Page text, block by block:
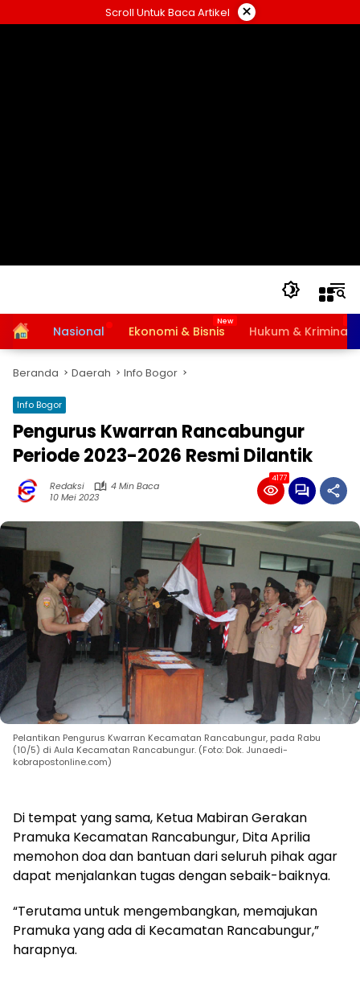
ke
Scroll Untuk Baca Artikel ×
HomeNasional Ekonomi & Bisnis Hukum & Kriminal
Beranda Daerah Info Bogor
Info Bogor
Pengurus Kwarran Rancabungur
Periode 2023-2026 Resmi Dilantik
Redaksi
4 Min Baca
10 Mei 2023
4177
Pelantikan Pengurus Kwarran Kecamatan Rancabungur, pada Rabu
(10/5) di Aula Kecamatan Rancabungur. (Foto: Dok. Junaedi-
kobrapostonline.com)
Di tempat yang sama, Ketua Mabiran Gerakan
Pramuka Kecamatan Rancabungur, Dita Aprilia
memohon doa dan bantuan dari seluruh pihak agar
dapat menjalankan tugas dengan sebaik-baiknya.
“Terutama untuk mengembangkan, memajukan
Pramuka yang ada di Kecamatan Rancabungur,”
harapnya.